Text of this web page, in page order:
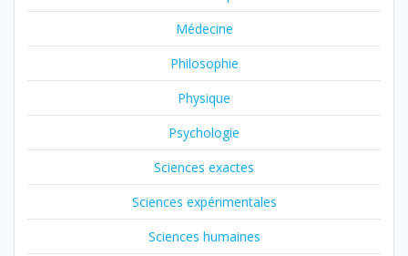
Médecine
Philosophie
Physique
Psychologie
Sciences exactes
Sciences expérimentales
Sciences humaines